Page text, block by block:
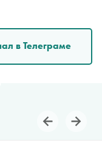
в Телеграме